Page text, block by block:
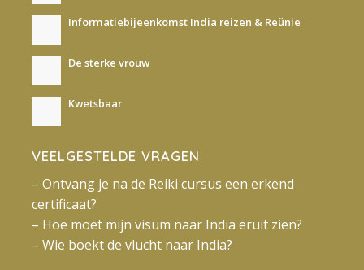
Informatiebijeenkomst India reizen & Reünie
De sterke vrouw
Kwetsbaar
VEELGESTELDE VRAGEN
– Ontvang je na de Reiki cursus een erkend
certificaat?
– Hoe moet mijn visum naar India eruit zien?
– Wie boekt de vlucht naar India?